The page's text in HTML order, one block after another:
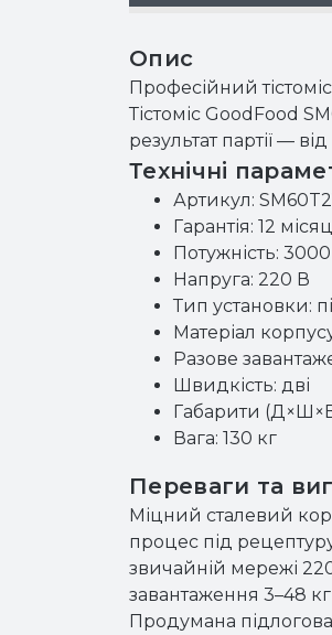
Опис
Професійний
Тістоміс GoodFood
результат партії —
Технічні
Артикул:
Гарантія: 12
Потужність:
Напруга: 220 В
Тип установки:
Матеріал
Разове
Швидкість: дві
Габарити
Вага: 130 кг
Переваги та
Міцний сталевий
процес під
звичайній мережі
завантаження 3–48
Продумана підлогова